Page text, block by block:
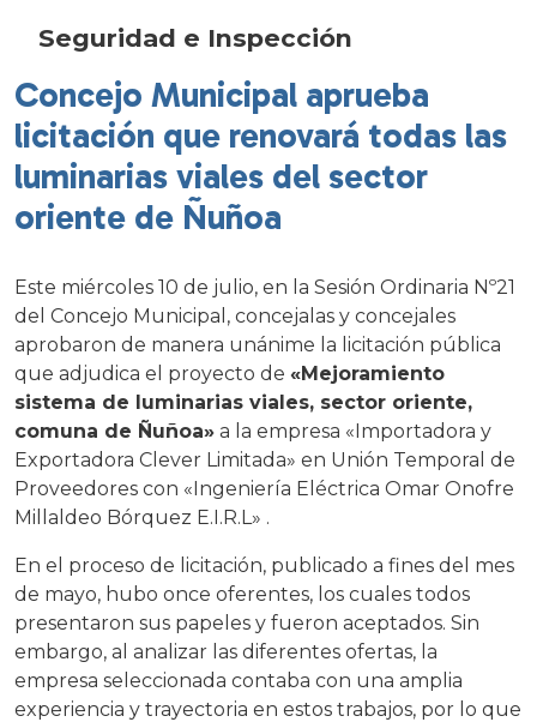
Seguridad e Inspección
Concejo Municipal aprueba
licitación que renovará todas las
luminarias viales del sector
oriente de Ñuñoa
Este miércoles 10 de julio, en la Sesión Ordinaria Nº21
del Concejo Municipal, concejalas y concejales
aprobaron de manera unánime la licitación pública
que adjudica el proyecto de «Mejoramiento
sistema de luminarias viales, sector oriente,
comuna de Ñuñoa» a la empresa «Importadora y
Exportadora Clever Limitada» en Unión Temporal de
Proveedores con «Ingeniería Eléctrica Omar Onofre
Millaldeo Bórquez E.I.R.L» .
En el proceso de licitación, publicado a fines del mes
de mayo, hubo once oferentes, los cuales todos
presentaron sus papeles y fueron aceptados. Sin
embargo, al analizar las diferentes ofertas, la
empresa seleccionada contaba con una amplia
experiencia y trayectoria en estos trabajos, por lo que